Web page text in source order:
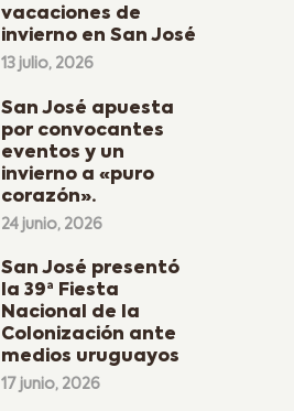
vacaciones de
invierno en San José
13 julio, 2026
San José apuesta
por convocantes
eventos y un
invierno a «puro
corazón».
24 junio, 2026
San José presentó
la 39ª Fiesta
Nacional de la
Colonización ante
medios uruguayos
17 junio, 2026